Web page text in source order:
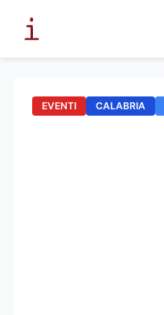
EVENTI CALABRIA